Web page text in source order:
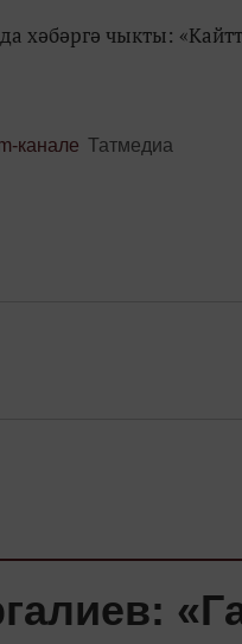
хәбәргә чыкты:
канале Татмедиа